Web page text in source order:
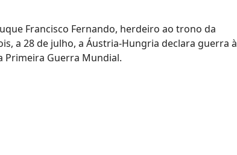
Francisco Fernando, herdeiro ao trono da
a 28 de julho, a Áustria-Hungria declara guerra à
Primeira Guerra Mundial.